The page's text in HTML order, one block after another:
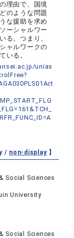
理由で、国境
のような問題
な援助を求め
ーシャルワー
る。つまり、
ャルワークの
いる。
unias
/ non-display】
Social Sciences
University
Social Sciences